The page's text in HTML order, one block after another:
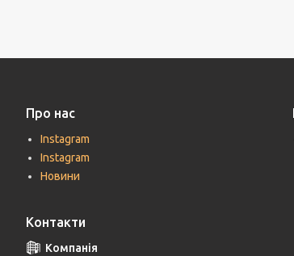
Про нас
Instagram
Instagram
Новини
Контакти